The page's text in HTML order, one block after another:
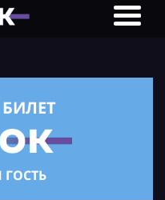
ГОСТЬ